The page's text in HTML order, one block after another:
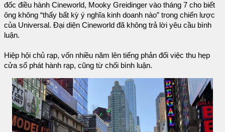
đốc điều hành Cineworld, Mooky Greidinger vào tháng 7 cho biết
ông không “thấy bất kỳ ý nghĩa kinh doanh nào” trong chiến lược
của Universal. Đại diện Cineworld đã không trả lời yêu cầu bình
luận.
Hiệp hội chủ rạp, vốn nhiều năm lên tiếng phản đối việc thu hẹp
cửa sổ phát hành rạp, cũng từ chối bình luận.